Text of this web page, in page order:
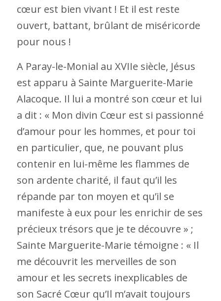
cœur est bien vivant ! Et il est reste
ouvert, battant, brûlant de miséricorde
pour nous !
A Paray-le-Monial au XVIIe siècle, Jésus
est apparu à Sainte Marguerite-Marie
Alacoque. Il lui a montré son cœur et lui
a dit : « Mon divin Cœur est si passionné
d’amour pour les hommes, et pour toi
en particulier, que, ne pouvant plus
contenir en lui-même les flammes de
son ardente charité, il faut qu’il les
répande par ton moyen et qu’il se
manifeste à eux pour les enrichir de ses
précieux trésors que je te découvre » ;
Sainte Marguerite-Marie témoigne : « Il
me découvrit les merveilles de son
amour et les secrets inexplicables de
son Sacré Cœur qu’Il m’avait toujours